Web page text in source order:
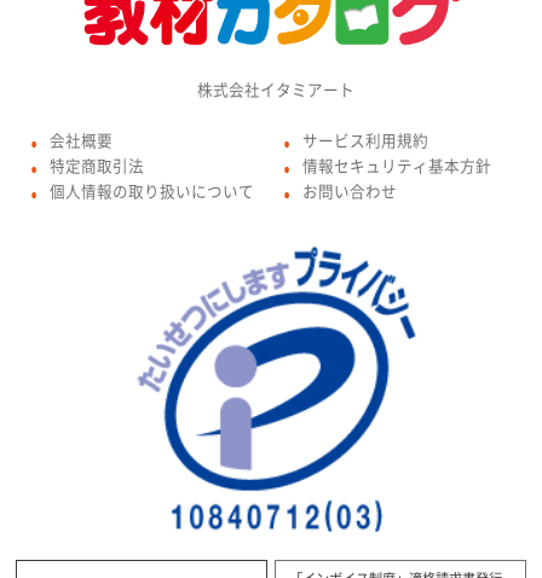
株式会社イタミアート
● 会社概要
● 特定商取引法
● 個人情報の取り扱いについて
● サービス利用規約
● 情報セキュリティ基本方針
● お問い合わせ